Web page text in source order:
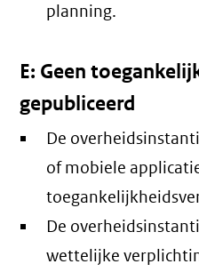
planning.
E: Geen
gepubliceerd
De
of mobiele
De
wettelijke